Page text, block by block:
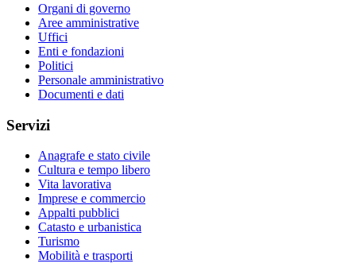
Organi di governo
Aree amministrative
Uffici
Enti e fondazioni
Politici
Personale amministrativo
Documenti e dati
Servizi
Anagrafe e stato civile
Cultura e tempo libero
Vita lavorativa
Imprese e commercio
Appalti pubblici
Catasto e urbanistica
Turismo
Mobilità e trasporti